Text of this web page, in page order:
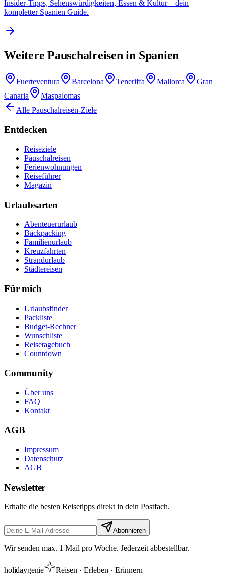
Insider-Tipps, Sehenswürdigkeiten, Essen & Kultur – dein
kompletter Spanien Guide.
Weitere Pauschalreisen in Spanien
Fuerteventura Barcelona Teneriffa Mallorca
Gran
Canaria
Maspalomas
Alle Pauschalreisen-Ziele
Entdecken
Reiseziele
Pauschalreisen
Ferienwohnungen
Reiseführer
Magazin
Urlaubsarten
Abenteuerurlaub
Backpacking
Familienurlaub
Kreuzfahrten
Strandurlaub
Städtereisen
Für mich
Urlaubsfinder
Packliste
Budget-Rechner
Wunschliste
Reisetagebuch
Countdown
Community
Über uns
FAQ
Kontakt
AGB
Impressum
Datenschutz
AGB
Newsletter
Erhalte die besten Reisetipps direkt in dein Postfach.
Abonnieren
Wir senden max. 1 Mail pro Woche. Jederzeit abbestellbar.
holidaygenie Reisen · Erleben · Erinnern